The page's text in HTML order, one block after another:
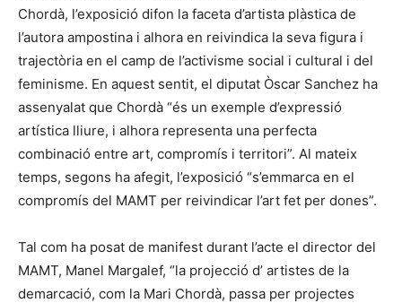
Chordà, l’exposició difon la faceta d’artista plàstica de
l’autora ampostina i alhora en reivindica la seva figura i
trajectòria en el camp de l’activisme social i cultural i del
feminisme. En aquest sentit, el diputat Òscar Sanchez ha
assenyalat que Chordà “és un exemple d’expressió
artística lliure, i alhora representa una perfecta
combinació entre art, compromís i territori”. Al mateix
temps, segons ha afegit, l’exposició “s’emmarca en el
compromís del MAMT per reivindicar l’art fet per dones”.
Tal com ha posat de manifest durant l’acte el director del
MAMT, Manel Margalef, “la projecció d’ artistes de la
demarcació, com la Mari Chordà, passa per projectes